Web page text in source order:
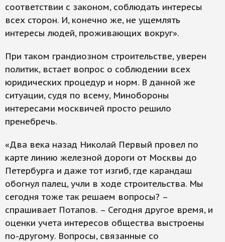
соответствии с законом, соблюдать интересы
всех сторон. И, конечно же, не ущемлять
интересы людей, проживающих вокруг».
При таком грандиозном строительстве, уверен
политик, встает вопрос о соблюдении всех
юридических процедур и норм. В данной же
ситуации, судя по всему, Минобороны
интересами москвичей просто решило
пренебречь.
«Два века назад Николай Первый провел по
карте линию железной дороги от Москвы до
Петербурга и даже тот изгиб, где карандаш
обогнул палец, учли в ходе строительства. Мы
сегодня тоже так решаем вопросы? –
спрашивает Потапов. – Сегодня другое время, и
оценки учета интересов общества выстроены
по-другому. Вопросы, связанные со